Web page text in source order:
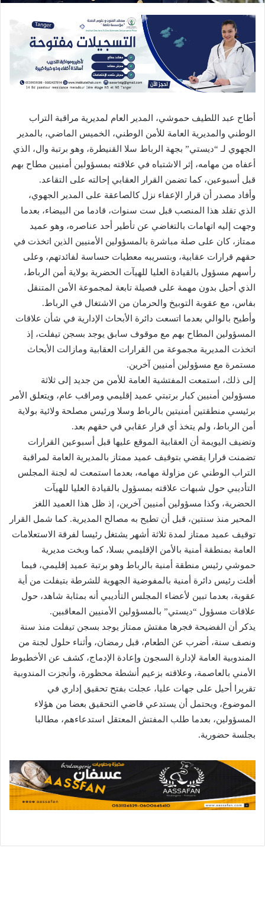
أطاح عبد اللطيف حموشي، المدير العام لمديرية مراقبة التراب
الوطني والمديرية العامة للأمن الوطني، الخميس الماضي، بالمدير
الجهوي لـ “ديستي” بجهة الرباط سلا القنيطرة، وهو برتبة وال، الذي
أعفاه من مهامه، إثر الاشتباه في علاقته بمسؤولين أمنيين مطاح بهم
قبل أسبوعين، كما تضمن القرار العقابي إحالته على التقاعد.
وأفاد مصدر أن قرار الإعفاء نزل كالصاعقة على المدير الجهوي،
الذي تقلد هذا المنصب قبل ست سنوات، قادما من البيضاء، بعدما
وجهت إليه اتهامات بالتغاضي عن تأطير أحد عناصره، وهو عميد
ممتاز، كان على صلة مباشرة بالمسؤولين الأمنيين الذين اتخذت في
حقهم قرارات عقابية، وبتسريبه معطيات حساسة لفائدتهم، وعلى
رأسهم مسؤول بالقيادة العليا للهيآت الحضرية بولاية أمن الرباط،
الذي أحيل بدون مهمة على فصيلة تابعة لمجموعة الأمن المتنقل
بفاس، مع عقوبة التوبيخ والحرمان من الاشتغال في الرباط.
وأطيح بالوالي بعدما اتسعت دائرة الأبحاث الإدارية في شأن علاقات
المسؤولين المطاح بهم مع موقوف سابق يوجد بسجن تيفلت، إذ
اتخذت المديرية مجموعة من القرارات العقابية ومازالت الأبحاث
مستمرة مع مسؤولين أمنيين آخرين.
إلى ذلك، استمعت المفتشية العامة للأمن من جديد إلى ثلاثة
مسؤولين أمنيين كبار برتبتي عميد إقليمي ومراقب عام، ويتعلق الأمر
برئيسي منطقتين أمنيتين بالرباط وسلا ورئيس مصلحة ولائية بولاية
أمن الرباط، ولم يتخذ أي قرار عقابي في حقهم بعد.
وتضيف اليويمة أن العقابية الموقع عليها قبل أسبوعين القرارات
تضمنت قرارا يقضي بتوقيف عميد ممتاز بالمديرية العامة لمراقبة
التراب الوطني عن مزاولة مهامه، بعدما استمعت له لجنة المجلس
التأديبي حول شبهات علاقته بمسؤول بالقيادة العليا للهيآت
الحضرية، وكذا مسؤولين أمنيين آخرين، إذ ظل هذا العميد اللغز
المحير منذ سنتين، قبل أن تطيح به مصالح المديرية. كما شمل القرار
توقيف عميد ممتاز لمدة ثلاثة أشهر يشتغل رئيسا لفرقة الاستعلامات
العامة بمنطقة أمنية بالأمن الإقليمي بسلا، كما وبخت مديرية
حموشي رئيس منطقة أمنية بالرباط وهو برتبة عميد إقليمي، فيما
أفلت رئيس دائرة أمنية بالمفوضية الجهوية للشرطة بتيفلت من أية
عقوبة، بعدما تبين لأعضاء المجلس التأديبي أنه بمثابة شاهد، حول
علاقات مسؤول “ديستي” بالمسؤولين الأمنيين المعاقبين.
يذكر أن الفضيحة فجرها مفتش ممتاز يوجد بسجن تيفلت منذ سنة
ونصف سنة، أضرب عن الطعام، قبل رمضان، وأثناء حلول لجنة من
المندوبية العامة لإدارة السجون وإعادة الإدماج، كشف عن الأخطبوط
الأمني بالعاصمة، وعلاقته بزعيم أنشطة محظورة، وأنجزت المندوبية
تقريرا أحيل على جهات عليا، عجلت بفتح تحقيق إداري في
الموضوع، ويحتمل أن يستدعي قاضي التحقيق بعضا من هؤلاء
المسؤولين، بعدما طلب المفتش المعتقل استدعاءهم، مطالبا
بجلسة حضورية.